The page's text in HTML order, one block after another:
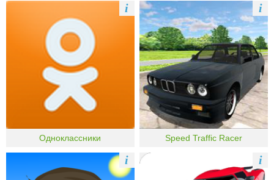
Одноклассники
i
Speed Traffic Racer
i
i i